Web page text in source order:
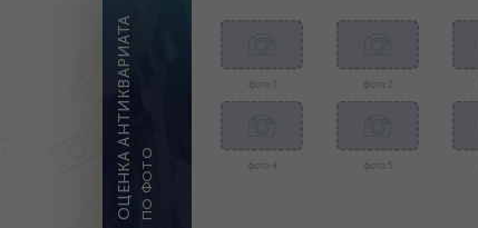
ОЦЕНКА АНТИКВАРИАТАПО ФОТО
фото 1 фото 2
фото 4 фото 5